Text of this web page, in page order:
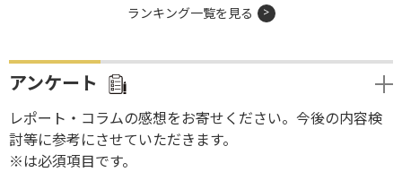
ランキング一覧を見る
アンケート
レポート・コラムの感想をお寄せください。今後の内容検
討等に参考にさせていただきます。
※は必須項目です。